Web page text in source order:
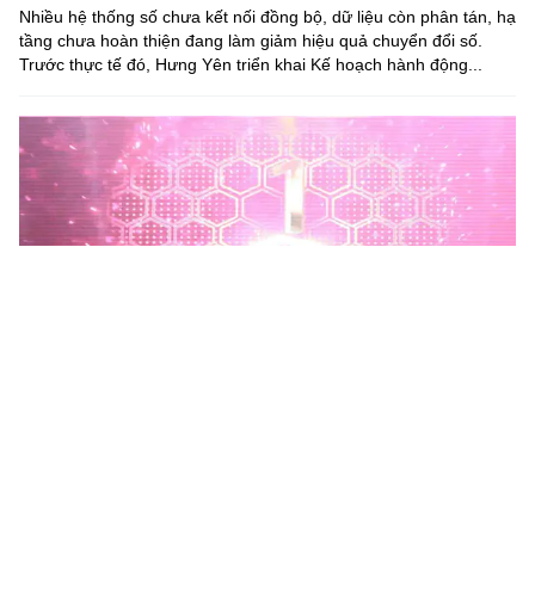
Nhiều hệ thống số chưa kết nối đồng bộ, dữ liệu còn phân tán, hạ
tầng chưa hoàn thiện đang làm giảm hiệu quả chuyển đổi số.
Trước thực tế đó, Hưng Yên triển khai Kế hoạch hành động...